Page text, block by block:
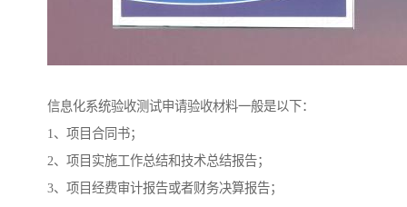
信息化系统验收测试申请验收材料一般是以下：
1、项目合同书；
2、项目实施工作总结和技术总结报告；
3、项目经费审计报告或者财务决算报告；